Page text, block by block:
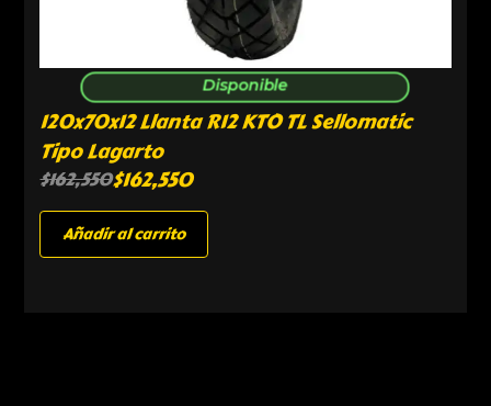
Disponible
120x70x12 Llanta R12 KTO TL Sellomatic
Tipo Lagarto
$162,550$162,550
Añadir al carrito